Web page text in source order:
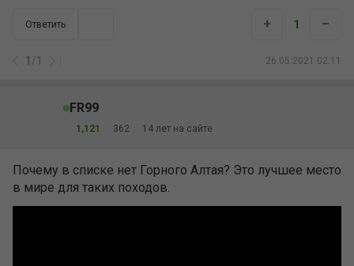
Ответить
1 /1 26.05.2021 02:11
+ 1 –
FR99
1,121 362 14 лет на сайте
Почему в списке нет Горного Алтая? Это лучшее место
в мире для таких походов.